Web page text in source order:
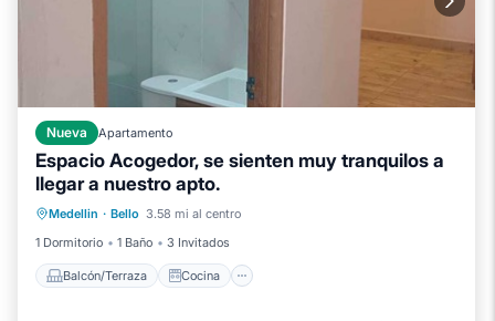
Nueva Apartamento
Espacio Acogedor, se sienten muy tranquilos a
llegar a nuestro apto.
Medellin · Bello 3.58 mi al centro
1 Dormitorio
1 Baño 3 Invitados
Balcón/Terraza Cocina
Balcón/Terraza
Aparcamiento
Internet